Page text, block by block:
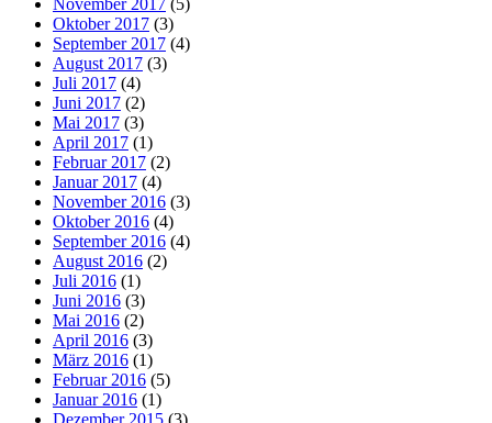
Oktober 2017 (3)
September 2017 (4)
August 2017 (3)
Juli 2017 (4)
Juni 2017 (2)
Mai 2017 (3)
April 2017 (1)
Februar 2017 (2)
Januar 2017 (4)
November 2016 (3)
Oktober 2016 (4)
September 2016 (4)
August 2016 (2)
Juli 2016 (1)
Juni 2016 (3)
Mai 2016 (2)
April 2016 (3)
März 2016 (1)
Februar 2016 (5)
Januar 2016 (1)
Dezember 2015 (3)